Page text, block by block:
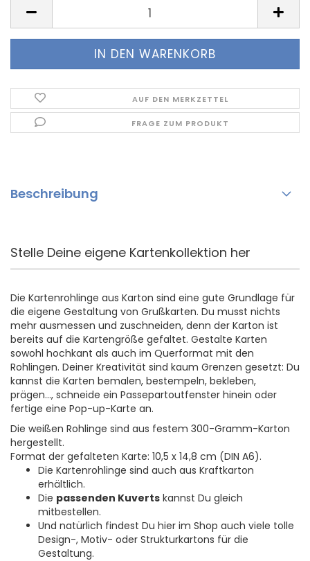
AUF DEN MERKZETTEL
FRAGE ZUM PRODUKT
Beschreibung
Stelle Deine eigene Kartenkollektion her
Die Kartenrohlinge aus Karton sind eine gute Grundlage für
die eigene Gestaltung von Grußkarten. Du musst nichts
mehr ausmessen und zuschneiden, denn der Karton ist
bereits auf die Kartengröße gefaltet. Gestalte Karten
sowohl hochkant als auch im Querformat mit den
Rohlingen. Deiner Kreativität sind kaum Grenzen gesetzt: Du
kannst die Karten bemalen, bestempeln, bekleben,
prägen..., schneide ein Passepartoutfenster hinein oder
fertige eine Pop-up-Karte an.
Die weißen Rohlinge sind aus festem 300-Gramm-Karton
hergestellt.
Format der gefalteten Karte: 10,5 x 14,8 cm (DIN A6).
Die Kartenrohlinge sind auch aus Kraftkarton
erhältlich.
Die passenden Kuverts kannst Du gleich
mitbestellen.
Und natürlich findest Du hier im Shop auch viele tolle
Design-, Motiv- oder Strukturkartons für die
Gestaltung.